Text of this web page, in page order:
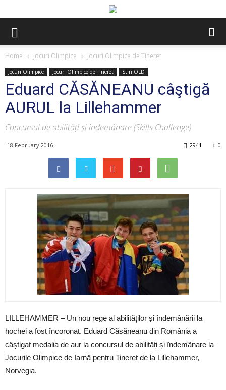
Home Jocuri Olimpice Jocuri Olimpice de Tineret
Jocuri Olimpice Jocuri Olimpice de Tineret Stiri OLD
Eduard CĂSĂNEANU câştigă
AURUL la Lillehammer
Concursul de abilități și îndemânare (Skills Challenge)
18 February 2016 0
2941
LILLEHAMMER – Un nou rege al abilităţilor și îndemânării la
hochei a fost încoronat. Eduard Căsăneanu din România a
câştigat medalia de aur la concursul de abilități și îndemânare la
Jocurile Olimpice de Iarnă pentru Tineret de la Lillehammer,
Norvegia.